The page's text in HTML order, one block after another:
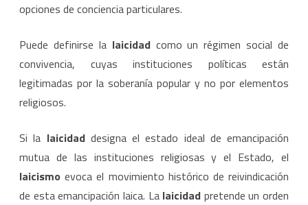
opciones de conciencia particulares.
Puede definirse la laicidadcomo un régimen social de
convivencia, cuyas instituciones políticas están
legitimadas por la soberanía popular y no por elementos
religiosos.
Si la laicidaddesigna el estado ideal de emancipación
mutua de las instituciones religiosas y el Estado, el
laicismo evoca el movimiento histórico de reivindicación
de esta emancipación laica. La laicidad pretende un orden